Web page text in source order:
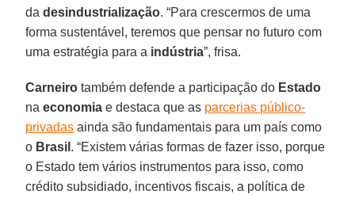
dadesindustrialização. “Para crescermos de uma
forma sustentável, teremos que pensar no futuro com
uma estratégia para a indústria”, frisa.
Carneiro também defende a participação do Estado
naeconomia e destaca que as parcerias público-
privadas ainda são fundamentais para um país como
o Brasil . “Existem várias formas de fazer isso, porque
o Estado tem vários instrumentos para isso, como
crédito subsidiado, incentivos fiscais, a política de